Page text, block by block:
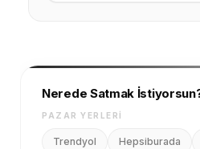
Nerede Satmak
PAZAR YERLERI
Trendyol Hepsiburada